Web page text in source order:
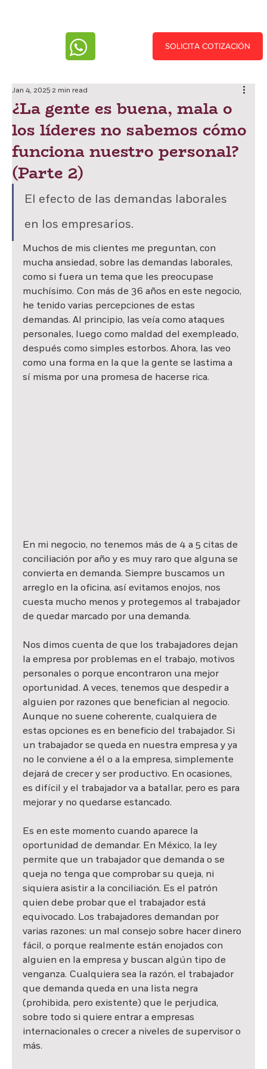
SOLICITA COTIZACIÓN
¿La gente es buena, mala o
los líderes no sabemos cómo
funciona nuestro personal?
(Parte 2)
Jan 4, 2025 2 min read
El efecto de las demandas laborales
en los empresarios.
Muchos de mis clientes me preguntan, con
mucha ansiedad, sobre las demandas laborales,
como si fuera un tema que les preocupase
muchísimo. Con más de 36 años en este negocio,
he tenido varias percepciones de estas
demandas. Al principio, las veía como ataques
personales, luego como maldad del exempleado,
después como simples estorbos. Ahora, las veo
como una forma en la que la gente se lastima a
sí misma por una promesa de hacerse rica.
En mi negocio, no tenemos más de 4 a 5 citas de
conciliación por año y es muy raro que alguna se
convierta en demanda. Siempre buscamos un
arreglo en la oficina, así evitamos enojos, nos
cuesta mucho menos y protegemos al trabajador
de quedar marcado por una demanda.
Nos dimos cuenta de que los trabajadores dejan
la empresa por problemas en el trabajo, motivos
personales o porque encontraron una mejor
oportunidad. A veces, tenemos que despedir a
alguien por razones que benefician al negocio.
Aunque no suene coherente, cualquiera de
estas opciones es en beneficio del trabajador. Si
un trabajador se queda en nuestra empresa y ya
no le conviene a él o a la empresa, simplemente
dejará de crecer y ser productivo. En ocasiones,
es difícil y el trabajador va a batallar, pero es para
mejorar y no quedarse estancado.
Es en este momento cuando aparece la
oportunidad de demandar. En México, la ley
permite que un trabajador que demanda o se
queja no tenga que comprobar su queja, ni
siquiera asistir a la conciliación. Es el patrón
quien debe probar que el trabajador está
equivocado. Los trabajadores demandan por
varias razones: un mal consejo sobre hacer dinero
fácil, o porque realmente están enojados con
alguien en la empresa y buscan algún tipo de
venganza. Cualquiera sea la razón, el trabajador
que demanda queda en una lista negra
(prohibida, pero existente) que le perjudica,
sobre todo si quiere entrar a empresas
internacionales o crecer a niveles de supervisor o
más.